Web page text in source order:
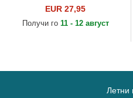
Icon на New York Yankees
MLB от New Era
EUR 27,95
Получи го 11 - 12 август
Летни